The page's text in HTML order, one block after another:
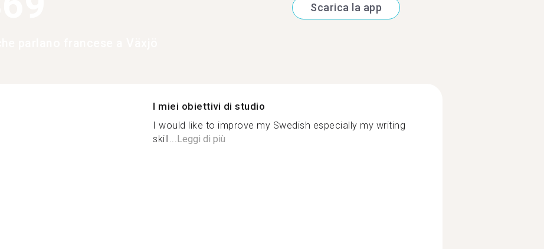
Scarica la app
I miei obiettivi di studio
I would like to improve my Swedish especially my writing
skill... Leggi di più